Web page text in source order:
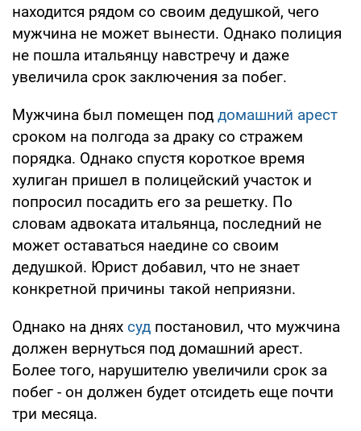
находится рядом со своим дедушкой, чего
мужчина не может вынести. Однако полиция
не пошла итальянцу навстречу и даже
увеличила срок заключения за побег.
Мужчина был помещен под домашний арест
сроком на полгода за драку со стражем
порядка. Однако спустя короткое время
хулиган пришел в полицейский участок и
попросил посадить его за решетку. По
словам адвоката итальянца, последний не
может оставаться наедине со своим
дедушкой. Юрист добавил, что не знает
конкретной причины такой неприязни.
Однако на днях суд постановил, что мужчина
должен вернуться под домашний арест.
Более того, нарушителю увеличили срок за
побег - он должен будет отсидеть еще почти
три месяца.